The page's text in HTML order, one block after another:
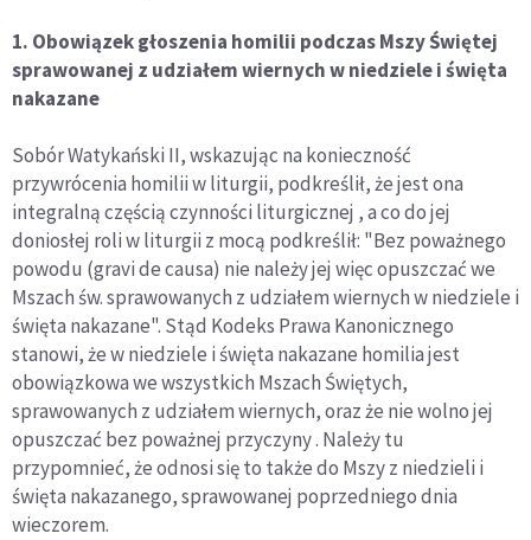
1. Obowiązek głoszenia homilii podczas Mszy Świętej
sprawowanej z udziałem wiernych w niedziele i święta
nakazane
Sobór Watykański II, wskazując na konieczność
przywrócenia homilii w liturgii, podkreślił, że jest ona
integralną częścią czynności liturgicznej , a co do jej
doniosłej roli w liturgii z mocą podkreślił: "Bez poważnego
powodu (gravi de causa) nie należy jej więc opuszczać we
Mszach św. sprawowanych z udziałem wiernych w niedziele i
święta nakazane". Stąd Kodeks Prawa Kanonicznego
stanowi, że w niedziele i święta nakazane homilia jest
obowiązkowa we wszystkich Mszach Świętych,
sprawowanych z udziałem wiernych, oraz że nie wolno jej
opuszczać bez poważnej przyczyny . Należy tu
przypomnieć, że odnosi się to także do Mszy z niedzieli i
święta nakazanego, sprawowanej poprzedniego dnia
wieczorem.